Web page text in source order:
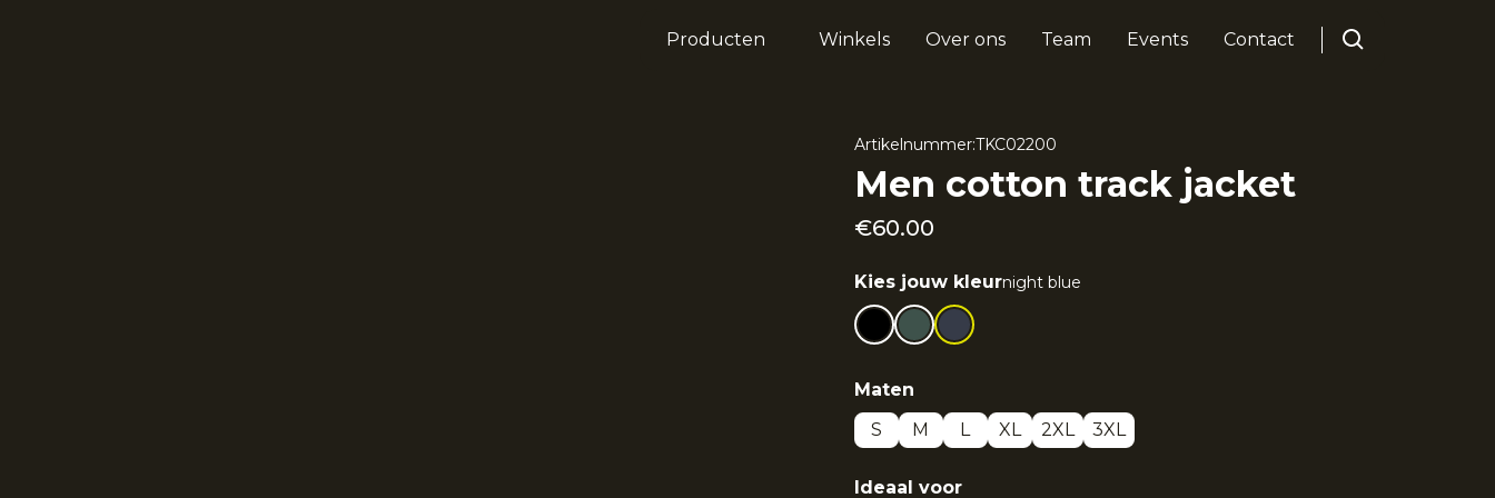
Producten Winkels Over ons Team Events Contact
Artikelnummer:TKC02200
Men cotton track jacket
€60.00
Kies jouw kleurnight blue
Maten
S
M L XL 2XL 3XL
Ideaal voor